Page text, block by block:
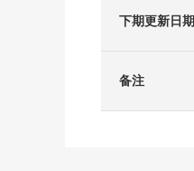
下期更新日期
备注